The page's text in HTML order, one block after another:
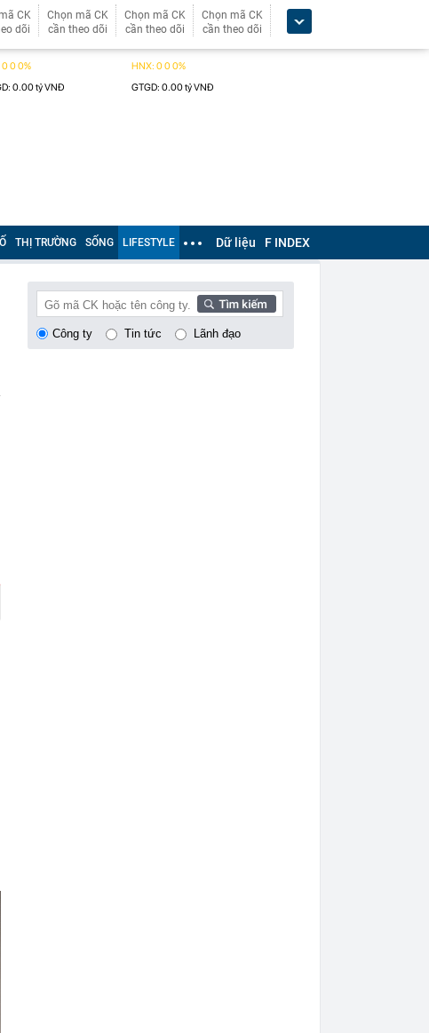
CK
dõi
Chọn mã CK
cần theo dõi
Chọn mã CK
cần theo dõi
Chọn mã CK
cần theo dõi
THỊ TRƯỜNG SỐNG LIFESTYLE Dữ liệu F INDEX
Công ty Tin tức Lãnh đạo